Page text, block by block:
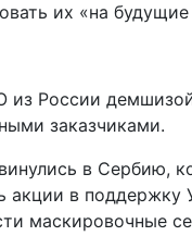
их «на
России
заказчиками.
в Сербию,
в
маскировочные